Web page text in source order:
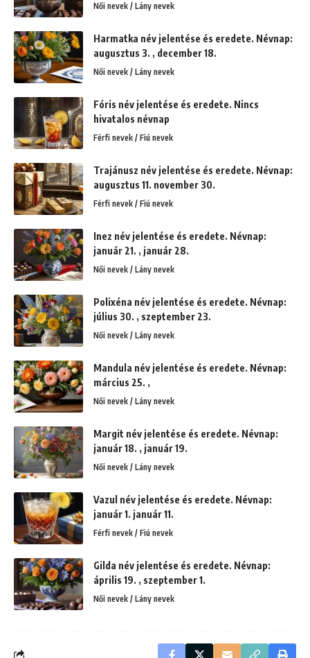
Női nevek / Lány nevek
Harmatka név jelentése és eredete. Névnap:
augusztus 3. , december 18.
Női nevek / Lány nevek
Fóris név jelentése és eredete. Nincs
hivatalos névnap
Férfi nevek / Fiú nevek
Trajánusz név jelentése és eredete. Névnap:
augusztus 11. november 30.
Férfi nevek / Fiú nevek
Inez név jelentése és eredete. Névnap:
január 21. , január 28.
Női nevek / Lány nevek
Polixéna név jelentése és eredete. Névnap:
július 30. , szeptember 23.
Női nevek / Lány nevek
Mandula név jelentése és eredete. Névnap:
március 25. ,
Női nevek / Lány nevek
Margit név jelentése és eredete. Névnap:
január 18. , január 19.
Női nevek / Lány nevek
Vazul név jelentése és eredete. Névnap:
január 1. január 11.
Férfi nevek / Fiú nevek
Gilda név jelentése és eredete. Névnap:
április 19. , szeptember 1.
Női nevek / Lány nevek